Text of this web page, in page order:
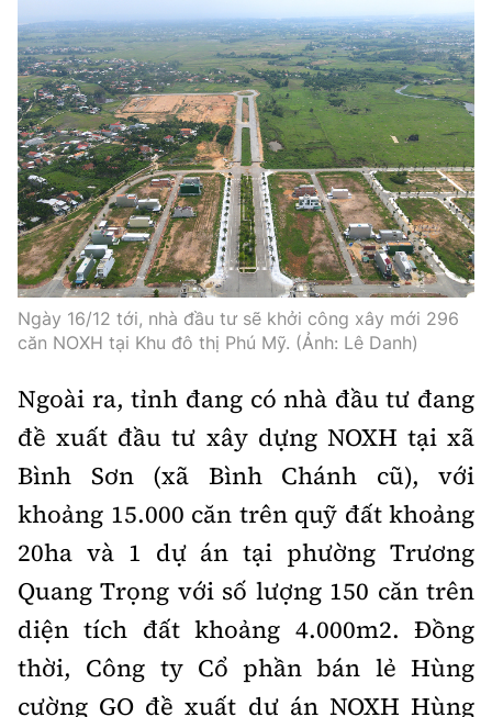
Ngày 16/12 tới, nhà đầu tư sẽ khởi công xây mới 296
căn NOXH tại Khu đô thị Phú Mỹ. (Ảnh: Lê Danh)
Ngoài ra, tỉnh đang có nhà đầu tư đang
đề xuất đầu tư xây dựng NOXH tại xã
Bình Sơn (xã Bình Chánh cũ), với
khoảng 15.000 căn trên quỹ đất khoảng
20ha và 1 dự án tại phường Trương
Quang Trọng với số lượng 150 căn trên
diện tích đất khoảng 4.000m2. Đồng
thời, Công ty Cổ phần bán lẻ Hùng
cường GO đề xuất dự án NOXH Hùng